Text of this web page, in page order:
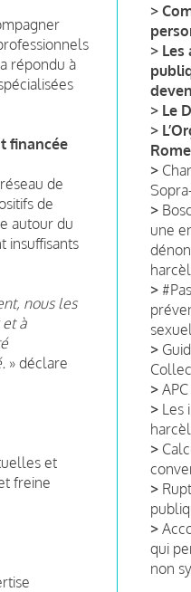
répondu à
financée
de
de
autour du
insuffisants
nous les
à
» déclare
et
freine
>
> Les
> Le
>
>
>
une
>
>
>
> Les
>
>
>
qui
non